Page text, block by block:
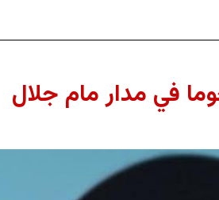
في مدار مام جلال